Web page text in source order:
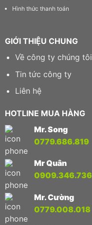
Hình thức thanh toán
GIỚI THIỆU CHUNG
Về công ty chúng tôi
Tin tức công ty
Liên hệ
HOTLINE MUA HÀNG
Mr. Song
0779.686.819
Mr Quân
0909.346.736
Mr. Cường
0779.008.018